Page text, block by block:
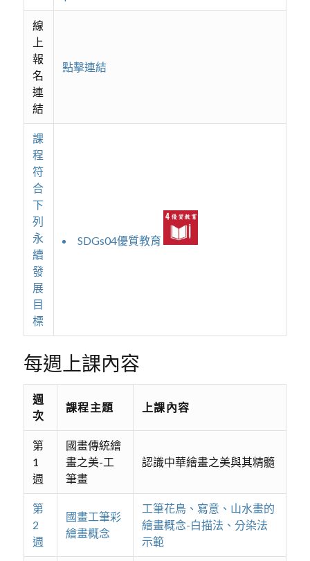
線
上
報
名
連
結
點擊連結
課
程
符
合
下
列
永
續
發
展
目
標
SDGs04優質教育
每週上課內容
週
次
課程主題 上課內容
第
1
週
國畫傳統繪
畫之美-工
筆畫
認識中華繪畫之美與其精髓
第
2
週
國畫工筆彩
繪畫概念
工筆花鳥、寫意、山水畫的
繪畫概念-白描法、分染法
示範